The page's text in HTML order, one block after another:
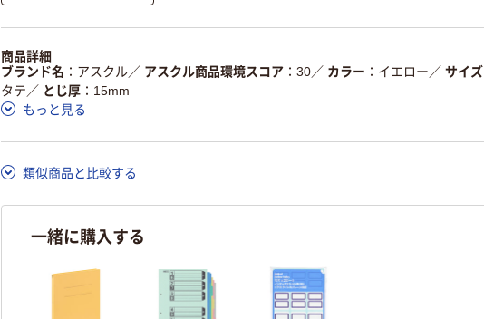
仕組
る
ている
削減
この商品の環境配慮ポイントです。詳しくはページ下部の商品詳細「
ア詳細／加点項目
商品詳細
ブランド名
アスクル／ アスクル商品環境スコア 30／ カラー イエロー／ サイズ
タテ／ とじ厚
15mm
もっと見る
類似商品と比較する
一緒に購入する